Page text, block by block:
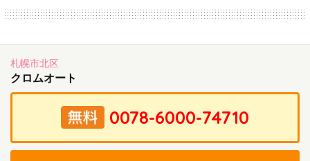
札幌市北区
クロムオート